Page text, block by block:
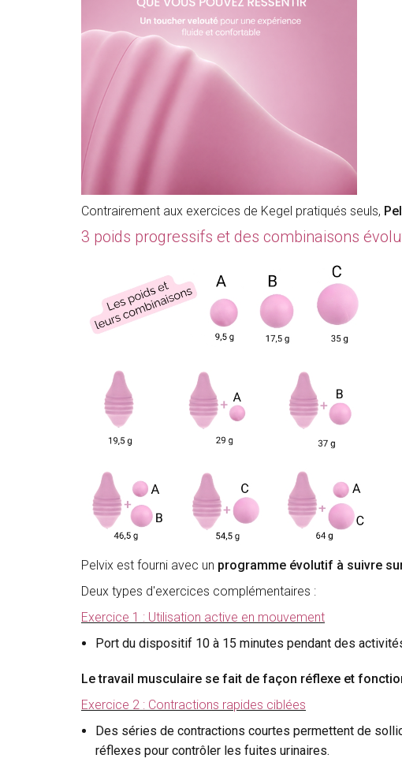
Contrairement aux exercices de Kegel pratiqués seuls,
3 poids progressifs et des combinaisons
Pelvix est fourni avec un programme évolutif à suivre
Deux types d'exercices complémentaires :
Exercice 1 : Utilisation active en mouvement
Port du dispositif 10 à 15 minutes pendant des
Le travail musculaire se fait de façon réflexe et
Exercice 2 : Contractions rapides ciblées
Des séries de contractions courtes permettent de
réflexes pour contrôler les fuites urinaires.